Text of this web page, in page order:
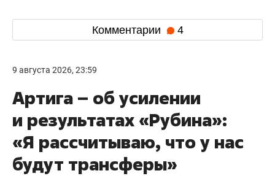
Комментарии 4
9 августа 2026, 23:59
Артига – об усилении
и результатах «Рубина»:
«Я рассчитываю, что у нас
будут трансферы»